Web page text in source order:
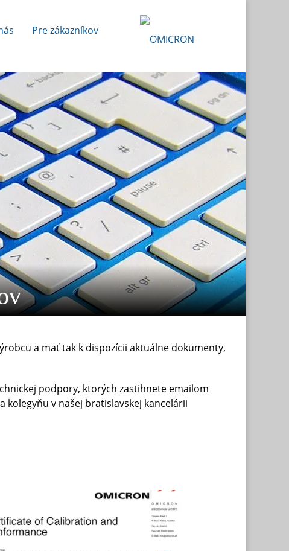
Pre zákazníkov
a mať tak k dispozícii aktuálne dokumenty,
podpory, ktorých zastihnete emailom
kolegyňu v našej bratislavskej kancelárii